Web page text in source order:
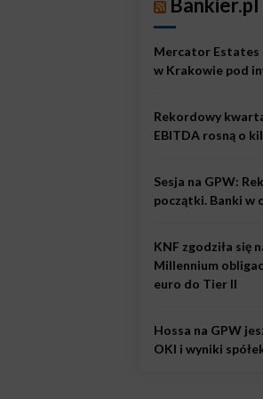
Bankier.pl
Mercator Estates
w Krakowie pod
Rekordowy
EBITDA rosną o
Sesja na GPW:
początki. Banki w
KNF zgodziła się
Millennium
euro do Tier II
Hossa na GPW
OKI i wyniki